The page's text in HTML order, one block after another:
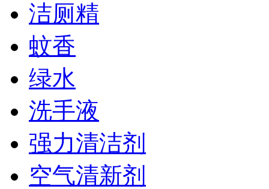
洁厕精
蚊香
绿水
洗手液
强力清洁剂
空气清新剂